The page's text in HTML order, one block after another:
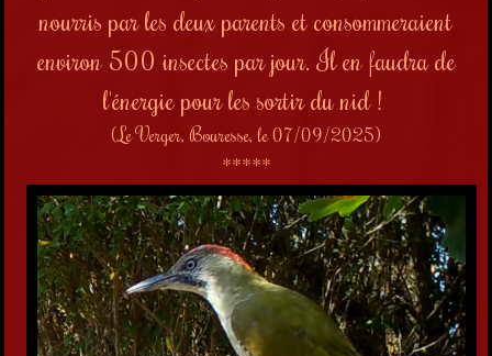
nourris par les deux parents et consommeraient
environ 500 insectes par jour. Il en faudra de
l'énergie pour les sortir du nid !
(Le Verger, Bouresse, le 07/09/2025)
*****